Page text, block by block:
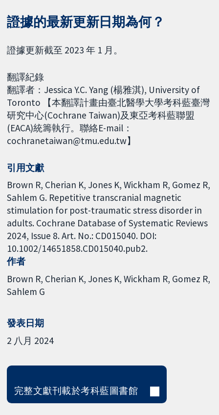
證據的最新更新日期為何？
證據更新截至 2023 年 1 月。
翻譯紀錄
翻譯者：Jessica Y.C. Yang (楊雅淇), University of
Toronto 【本翻譯計畫由臺北醫學大學考科藍臺灣
研究中心(Cochrane Taiwan)及東亞考科藍聯盟
(EACA)統籌執行。聯絡E-mail：
cochranetaiwan@tmu.edu.tw】
引用文獻
Brown R, Cherian K, Jones K, Wickham R, Gomez R,
Sahlem G. Repetitive transcranial magnetic
stimulation for post-traumatic stress disorder in
adults. Cochrane Database of Systematic Reviews
2024, Issue 8. Art. No.: CD015040. DOI:
10.1002/14651858.CD015040.pub2.
作者
Brown R Cherian K Jones K Wickham R Gomez R
Sahlem G
發表日期
2 八月 2024
完整文獻刊載於考科藍圖書館